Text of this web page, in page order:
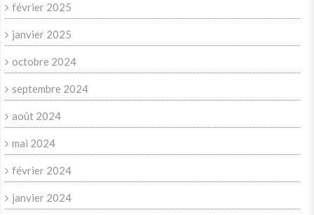
février 2025
janvier 2025
octobre 2024
septembre 2024
août 2024
mai 2024
février 2024
janvier 2024